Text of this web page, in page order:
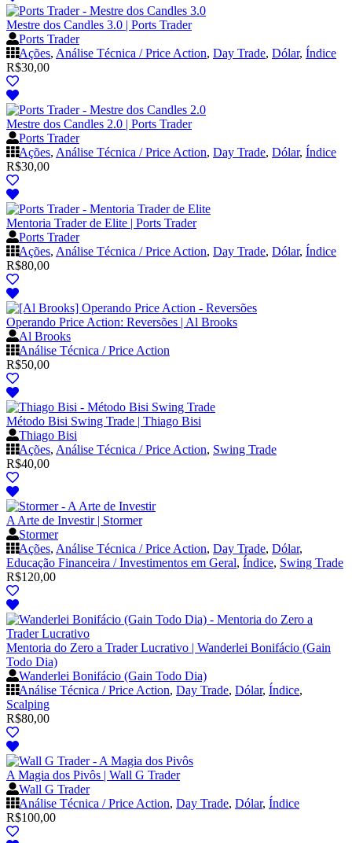
Mestre dos Candles 3.0 | Ports Trader
Ports Trader
Ações, Análise Técnica / Price Action, Day Trade, Dólar, Índice
R$30,00
Mestre dos Candles 2.0 | Ports Trader
Ports Trader
Ações, Análise Técnica / Price Action, Day Trade, Dólar, Índice
R$30,00
Mentoria Trader de Elite | Ports Trader
Ports Trader
Ações, Análise Técnica / Price Action, Day Trade, Dólar, Índice
R$80,00
Operando Price Action: Reversões | Al Brooks
Al Brooks
Análise Técnica / Price Action
R$50,00
Método Bisi Swing Trade | Thiago Bisi
Thiago Bisi
Ações, Análise Técnica / Price Action, Swing Trade
R$40,00
A Arte de Investir | Stormer
Stormer
Ações, Análise Técnica / Price Action, Day Trade, Dólar,
Educação Financeira / Investimentos em Geral, Índice, Swing Trade
R$120,00
Mentoria do Zero a Trader Lucrativo | Wanderlei Bonifácio (Gain
Todo Dia)
Wanderlei Bonifácio (Gain Todo Dia)
Análise Técnica / Price Action, Day Trade, Dólar, Índice,
Scalping
R$80,00
A Magia dos Pivôs | Wall G Trader
Wall G Trader
Análise Técnica / Price Action, Day Trade, Dólar, Índice
R$100,00